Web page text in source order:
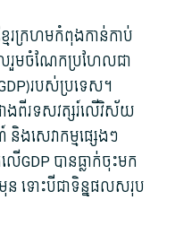
រក្រហម​កំពុង​កាន់កាប់​
លរួម​ចំណែក​ប្រហែលជា
របស់​ប្រទេស។
ង​ពីរ​ទសវត្សរ៍​លើ​វិស័យ​
សេវា​កម្ម​ផ្សេង​ៗ
GDP បាន​ធ្លាក់ចុះ​មក​
ន ទោះបីជា​ទិន្នផល​សរុប​